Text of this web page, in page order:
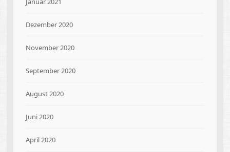
Dezember 2020
November 2020
September 2020
August 2020
Juni 2020
April 2020